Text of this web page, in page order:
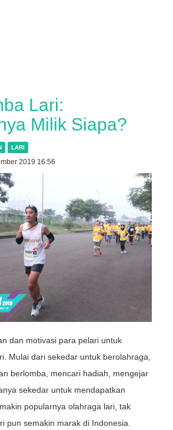
Lari:
Milik Siapa?
LARI
2019 16:56
dan motivasi para pelari untuk
Mulai dari sekedar untuk berolahraga,
berlomba, mencari hadiah, mengejar
sekedar untuk mendapatkan
popularnya olahraga lari, tak
pun semakin marak di Indonesia.